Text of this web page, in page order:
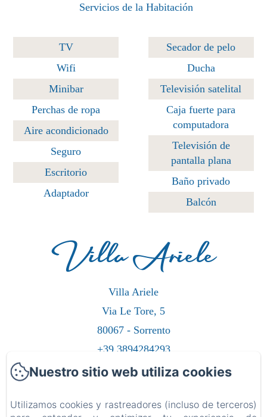
Servicios de la Habitación
TV
Wifi
Minibar
Perchas de ropa
Aire acondicionado
Seguro
Escritorio
Adaptador
Secador de pelo
Ducha
Televisión satelital
Caja fuerte para
computadora
Televisión de
pantalla plana
Baño privado
Balcón
Villa Ariele
Villa Ariele
Via Le Tore, 5
80067 - Sorrento
+39 3894284293
Contáctanos
Habitaciones
Nuestro sitio web utiliza cookies
Utilizamos cookies y rastreadores (incluso de terceros)